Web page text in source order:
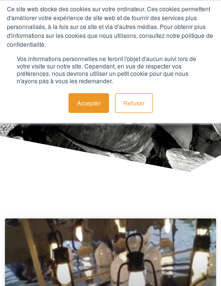
Ce site web stocke des cookies sur votre ordinateur. Ces cookies permettent
d'améliorer votre expérience de site web et de fournir des services plus
personnalisés, à la fois sur ce site et via d'autres médias. Pour obtenir plus
d'informations sur les cookies que nous utilisons, consultez notre politique de
confidentialité.
Vos informations personnelles ne feront l'objet d'aucun suivi lors de
votre visite sur notre site. Cependant, en vue de respecter vos
préférences, nous devrons utiliser un petit cookie pour que nous
n'ayons pas à vous les redemander.
Accepter Refuser
Blog